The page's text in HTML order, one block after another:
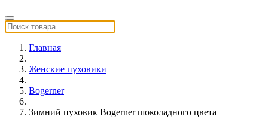
Главная
Женские пуховики
Bogerner
Зимний пуховик Bogerner шоколадного цвета